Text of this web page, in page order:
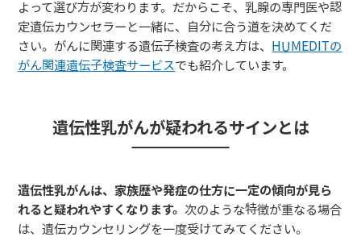
よって選び方が変わります。だからこそ、乳腺の専門医や認
定遺伝カウンセラーと一緒に、自分に合う道を決めてくだ
さい。がんに関連する遺伝子検査の考え方は、
HUMEDITの
がん関連遺伝子検査サービスでも紹介しています。
遺伝性乳がんが疑われるサインとは
遺伝性乳がんは、家族歴や発症の仕方に一定の傾向が見ら
れると疑われやすくなります。次のような特徴が重なる場合
は、遺伝カウンセリングを一度受けてみてください。